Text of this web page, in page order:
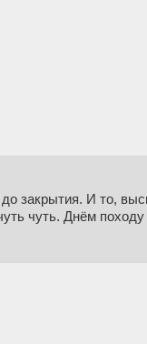
закрытия. И то,
чуть. Днём